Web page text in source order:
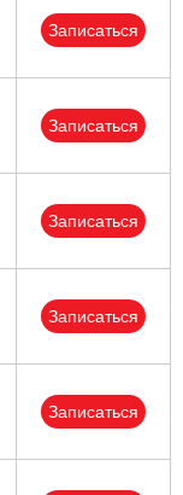
Записаться
Записаться
Записаться
Записаться
Записаться